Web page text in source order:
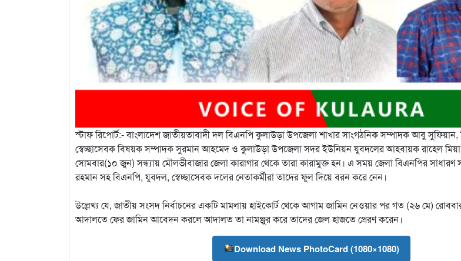
স্টাফ রিপোর্ট:- বাংলাদেশ জাতীয়তাবাদী দল বিএনপি কুলাউড়া উপজেলা শাখার সাংগঠনিক সম্পাদক আবু
স্বেচ্ছাসেবক বিষয়ক সম্পাদক সুরমান আহমেদ ও কুলাউড়া উপজেলা সদর ইউনিয়ন যুবদলের আহবায়ক রাহেল মিয়া
সোমবার(১০ জুন) সন্ধ্যায় মৌলভীবাজার জেলা কারাগার থেকে তারা কারামুক্ত হন। এ সময় জেলা বিএনপির সাধারণ
রহমান সহ বিএনপি, যুবদল, স্বেচ্ছাসেবক দলের নেতাকর্মীরা তাদের ফুল দিয়ে বরন করে নেন।
উল্লেখ্য যে, জাতীয় সংসদ নির্বাচনের একটি মামলায় হাইকোর্ট থেকে আগাম জামিন নেওয়ার পর গত (২৬ মে)
আদালতে ফের জামিন আবেদন করলে আদালত তা নামঞ্জুর করে তাদের জেল হাজতে প্রেরণ করেন।
Download News PhotoCard (1080×1080)